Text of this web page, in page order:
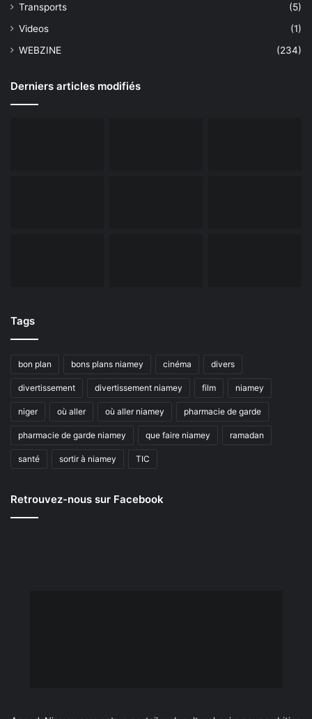
Transports
(5)
Videos
(1)
WEBZINE
(234)
Derniers articles modifiés
Tags
bon plan bons plans niamey cinéma divers
divertissement divertissement niamey film niamey
niger où aller où aller niamey pharmacie de garde
pharmacie de garde niamey que faire niamey ramadan
santé sortir à niamey TIC
Retrouvez-nous sur Facebook